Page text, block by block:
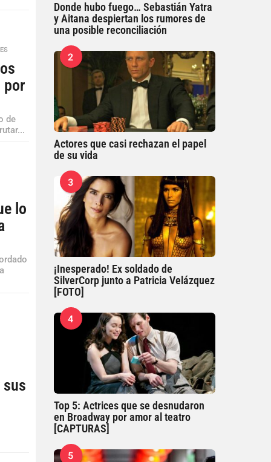
por
de
lo
sus
Donde hubo fuego… Sebastián Yatra
y Aitana despiertan los rumores de
una posible reconciliación
2
Actores que casi rechazan el papel
de su vida
3
¡Inesperado! Ex soldado de
SilverCorp junto a Patricia Velázquez
[FOTO]
4
Top 5: Actrices que se desnudaron
en Broadway por amor al teatro
[CAPTURAS]
5